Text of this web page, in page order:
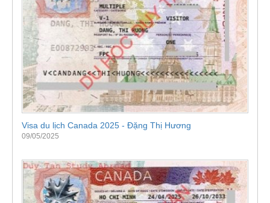
Visa du lịch Canada 2025 - Đặng Thị Hương
09/05/2025